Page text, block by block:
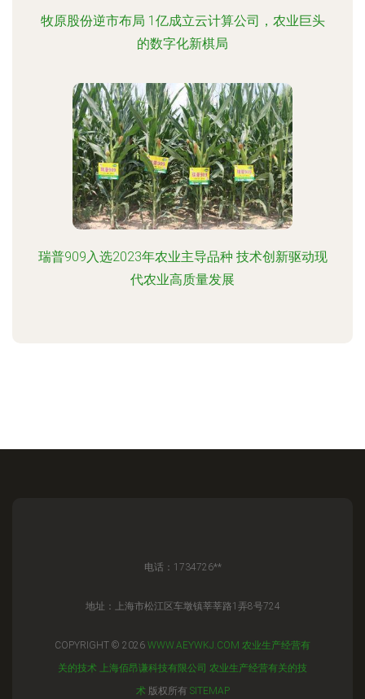
牧原股份逆市布局 1亿成立云计算公司，农业巨头
的数字化新棋局
瑞普909入选2023年农业主导品种 技术创新驱动现
代农业高质量发展
电话：1734726**
地址：上海市松江区车墩镇莘莘路1弄8号724
COPYRIGHT © 2026 WWW.AEYWKJ.COM 农业生产经营有
关的技术
上海佰昂谦科技有限公司 农业生产经营有关的技
术版权所有 SITEMAP